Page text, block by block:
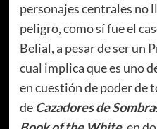
personajes centrales no
peligro, como sí fue el
Belial, a pesar de ser un
cual implica que es uno
en cuestión de poder de
de Cazadores de